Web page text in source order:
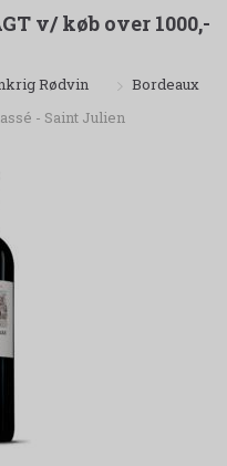
v/ køb over 1000,-
Rødvin
Bordeaux
- Saint Julien